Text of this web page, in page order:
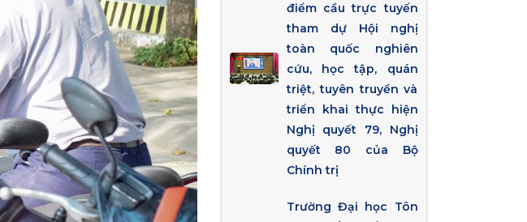
điểm cầu trực tuyến
tham dự Hội nghị
toàn quốc nghiên
cứu, học tập, quán
triệt, tuyên truyền và
triển khai thực hiện
Nghị quyết 79, Nghị
quyết 80 của Bộ
Chính trị
Trường Đại học Tôn